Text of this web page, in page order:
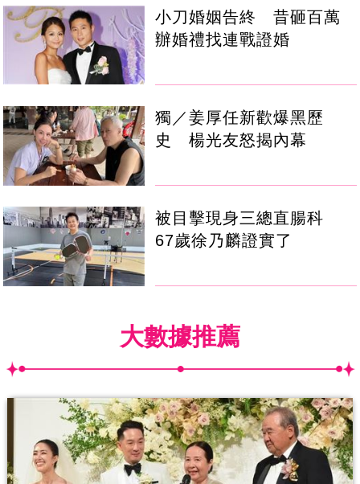
小刀婚姻告終 昔砸百萬
辦婚禮找連戰證婚
獨／姜厚任新歡爆黑歷
史 楊光友怒揭內幕
被目擊現身三總直腸科
67歲徐乃麟證實了
大數據推薦